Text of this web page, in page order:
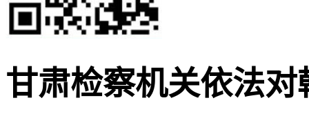
甘肃检察机关依法